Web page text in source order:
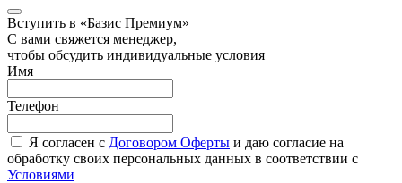
Вступить в «Базис Премиум»
С вами свяжется менеджер,
чтобы обсудить индивидуальные условия
Имя
Телефон
Я согласен с Договором Оферты и даю согласие на
обработку своих персональных данных в соответствии с
Условиями